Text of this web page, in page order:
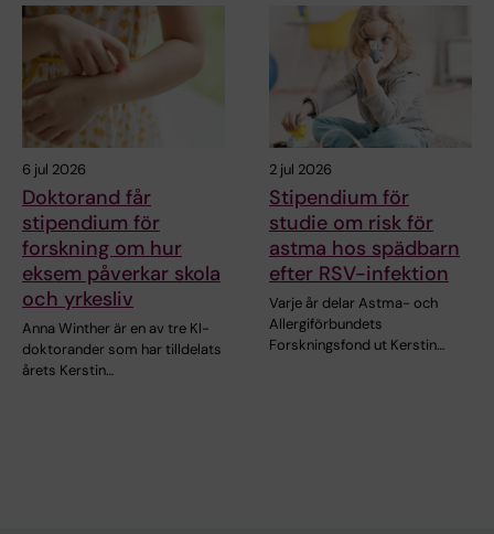
6 jul 2026
Doktorand får
stipendium för
forskning om hur
eksem påverkar skola
och yrkesliv
Anna Winther är en av tre KI-
doktorander som har tilldelats
årets Kerstin…
2 jul 2026
Stipendium för
studie om risk för
astma hos spädbarn
efter RSV-infektion
Varje år delar Astma- och
Allergiförbundets
Forskningsfond ut Kerstin…